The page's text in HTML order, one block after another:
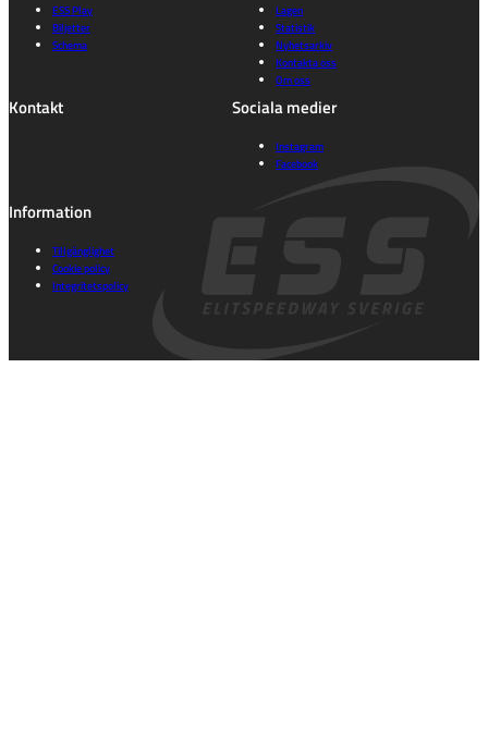
ESS Play
Biljetter
Schema
Lagen
Statistik
Nyhetsarkiv
Kontakta oss
Om oss
Kontakt Sociala medier
Instagram
Facebook
Information
Tillgänglighet
Cookie policy
Integritetspolicy